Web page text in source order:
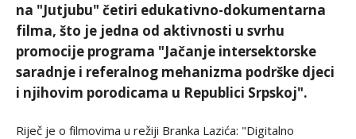
na "Jutjubu" četiri edukativno-dokumentarna
filma, što je jedna od aktivnosti u svrhu
promocije programa "Jačanje intersektorske
saradnje i referalnog mehanizma podrške djeci
i njihovim porodicama u Republici Srpskoj".
Riječ je o filmovima u režiji Branka Lazića: "Digitalno